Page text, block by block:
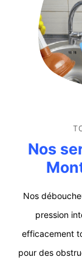
Nos
Nos
pression
efficacement
pour des